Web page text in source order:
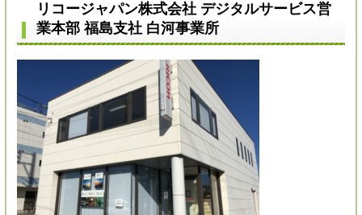
リコージャパン株式会社 デジタルサービス営
業本部 福島支社 白河事業所